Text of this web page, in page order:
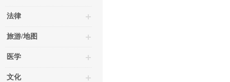
法律
旅游/地图
医学
文化